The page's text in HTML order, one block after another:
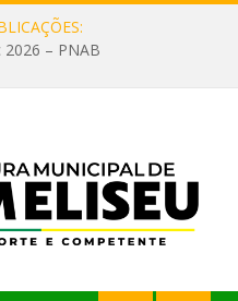
2026 – PNAB